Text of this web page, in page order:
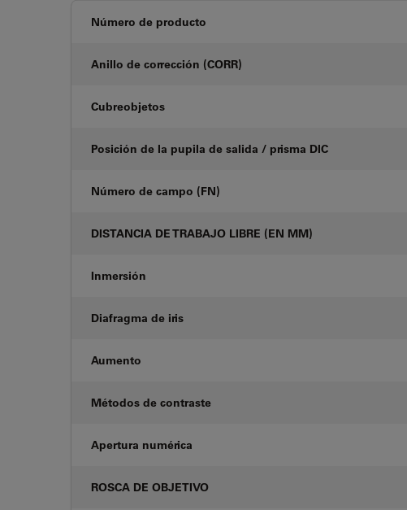
Número de producto
Anillo de corrección (CORR)
Cubreobjetos
Posición de la pupila de salida / prisma DIC
Número de campo (FN)
DISTANCIA DE TRABAJO LIBRE (EN MM)
Inmersión
Diafragma de iris
Aumento
Métodos de contraste
Apertura numérica
ROSCA DE OBJETIVO